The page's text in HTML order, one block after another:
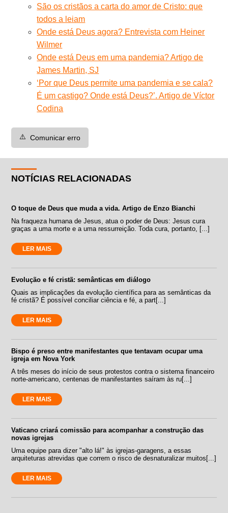
São os cristãos a carta do amor de Cristo: que
todos a leiam
Onde está Deus agora? Entrevista com Heiner
Wilmer
Onde está Deus em uma pandemia? Artigo de
James Martin, SJ
‘Por que Deus permite uma pandemia e se cala?
É um castigo? Onde está Deus?’. Artigo de Víctor
Codina
⚠️ Comunicar erro
NOTÍCIAS RELACIONADAS
O toque de Deus que muda a vida. Artigo de Enzo Bianchi
Na fraqueza humana de Jesus, atua o poder de Deus: Jesus cura
graças a uma morte e a uma ressurreição. Toda cura, portanto, [...]
LER MAIS
Evolução e fé cristã: semânticas em diálogo
Quais as implicações da evolução científica para as semânticas da
fé cristã? É possível conciliar ciência e fé, a part[...]
LER MAIS
Bispo é preso entre manifestantes que tentavam ocupar uma
igreja em Nova York
A três meses do início de seus protestos contra o sistema financeiro
norte-americano, centenas de manifestantes saíram às ru[...]
LER MAIS
Vaticano criará comissão para acompanhar a construção das
novas igrejas
Uma equipe para dizer "alto lá!" às igrejas-garagens, a essas
arquiteturas atrevidas que correm o risco de desnaturalizar muitos[...]
LER MAIS